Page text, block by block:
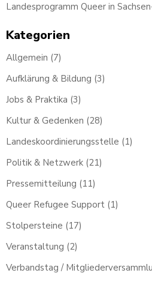
Landesprogramm Queer in
Kategorien
Allgemein (7)
Aufklärung & Bildung (3)
Jobs & Praktika (3)
Kultur & Gedenken (28)
Landeskoordinierungsstelle (1)
Politik & Netzwerk (21)
Pressemitteilung (11)
Queer Refugee Support (1)
Stolpersteine (17)
Veranstaltung (2)
Verbandstag /